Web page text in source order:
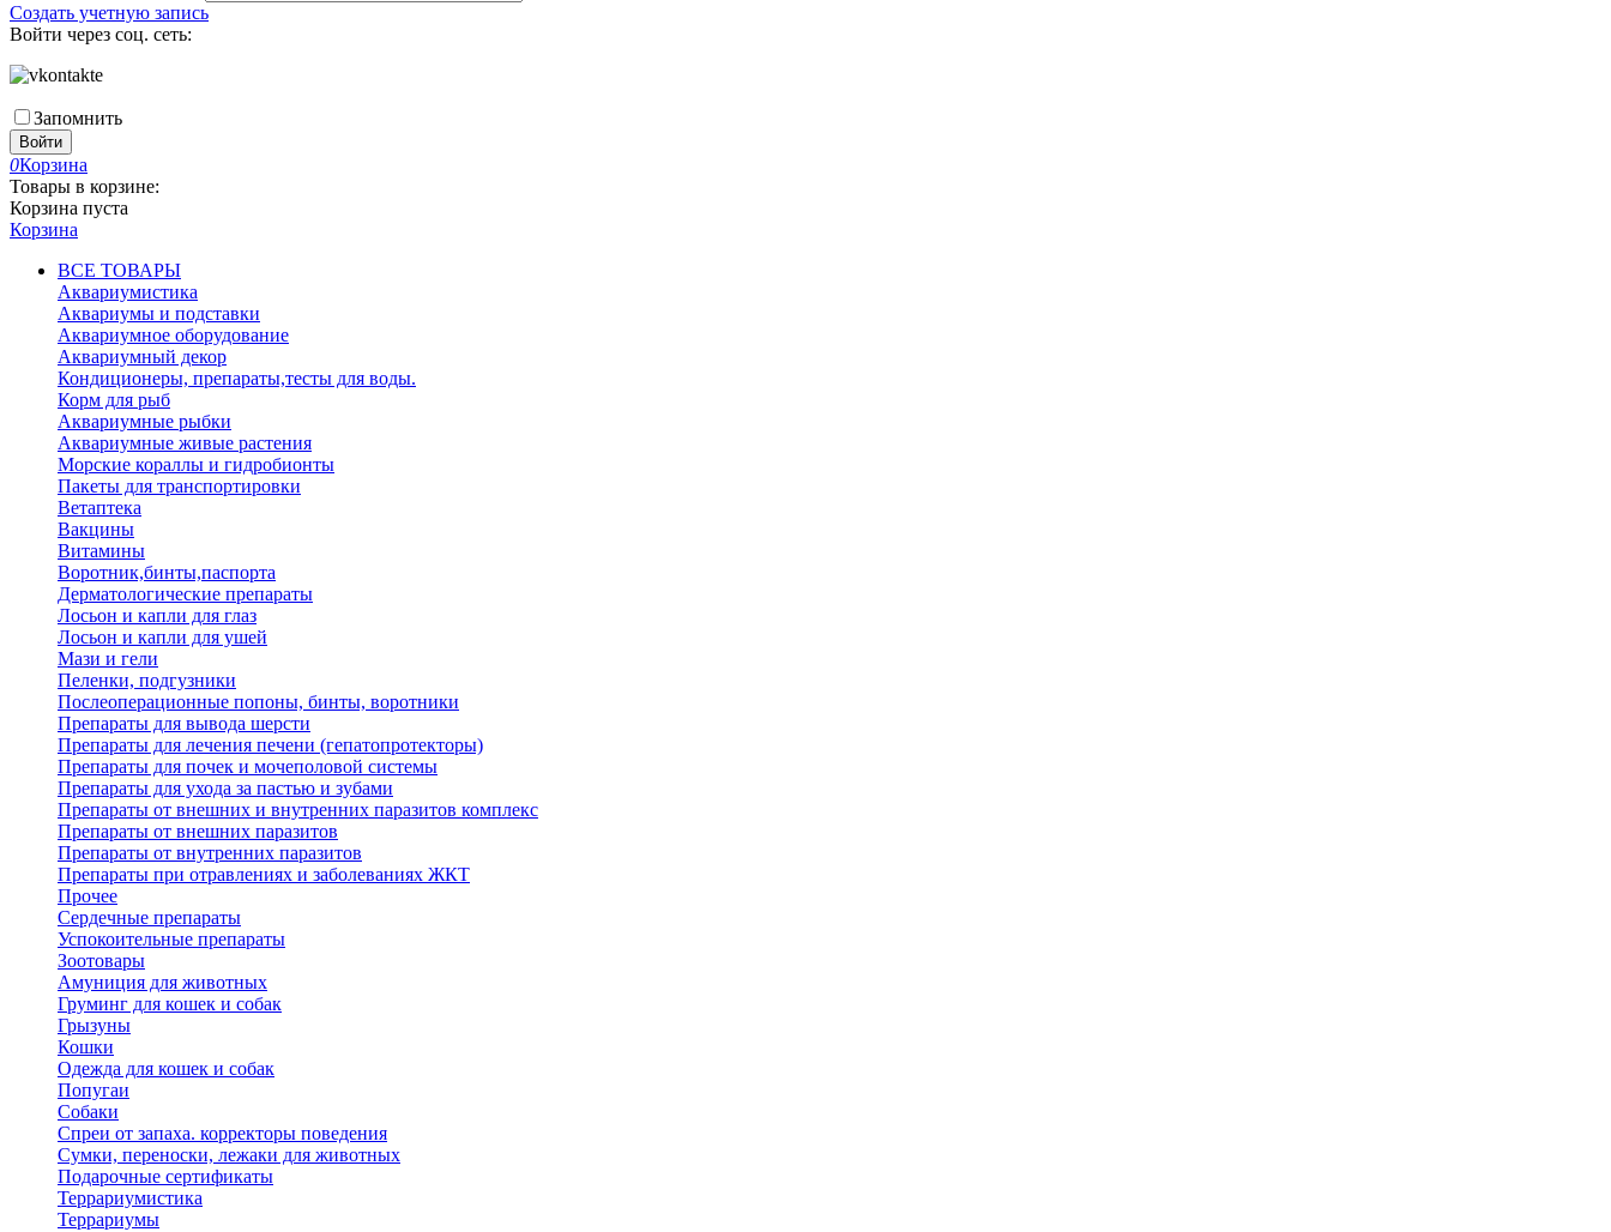
Создать учетную запись
Войти через соц. сеть:
Запомнить
Войти
0Корзина
Товары в корзине:
Корзина пуста
Корзина
ВСЕ ТОВАРЫ
Аквариумистика
Аквариумы и подставки
Аквариумное оборудование
Аквариумный декор
Кондиционеры, препараты,тесты для воды.
Корм для рыб
Аквариумные рыбки
Аквариумные живые растения
Морские кораллы и гидробионты
Пакеты для транспортировки
Ветаптека
Вакцины
Витамины
Воротник,бинты,паспорта
Дерматологические препараты
Лосьон и капли для глаз
Лосьон и капли для ушей
Мази и гели
Пеленки, подгузники
Послеоперационные попоны, бинты, воротники
Препараты для вывода шерсти
Препараты для лечения печени (гепатопротекторы)
Препараты для почек и мочеполовой системы
Препараты для ухода за пастью и зубами
Препараты от внешних и внутренних паразитов комплекс
Препараты от внешних паразитов
Препараты от внутренних паразитов
Препараты при отравлениях и заболеваниях ЖКТ
Прочее
Сердечные препараты
Успокоительные препараты
Зоотовары
Амуниция для животных
Груминг для кошек и собак
Грызуны
Кошки
Одежда для кошек и собак
Попугаи
Собаки
Спреи от запаха. корректоры поведения
Сумки, переноски, лежаки для животных
Подарочные сертификаты
Террариумистика
Террариумы